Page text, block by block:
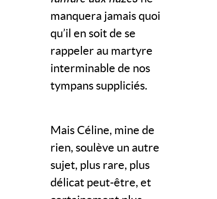
manquera jamais quoi
qu’il en soit de se
rappeler au martyre
interminable de nos
tympans suppliciés.
Mais Céline, mine de
rien, soulève un autre
sujet, plus rare, plus
délicat peut-être, et